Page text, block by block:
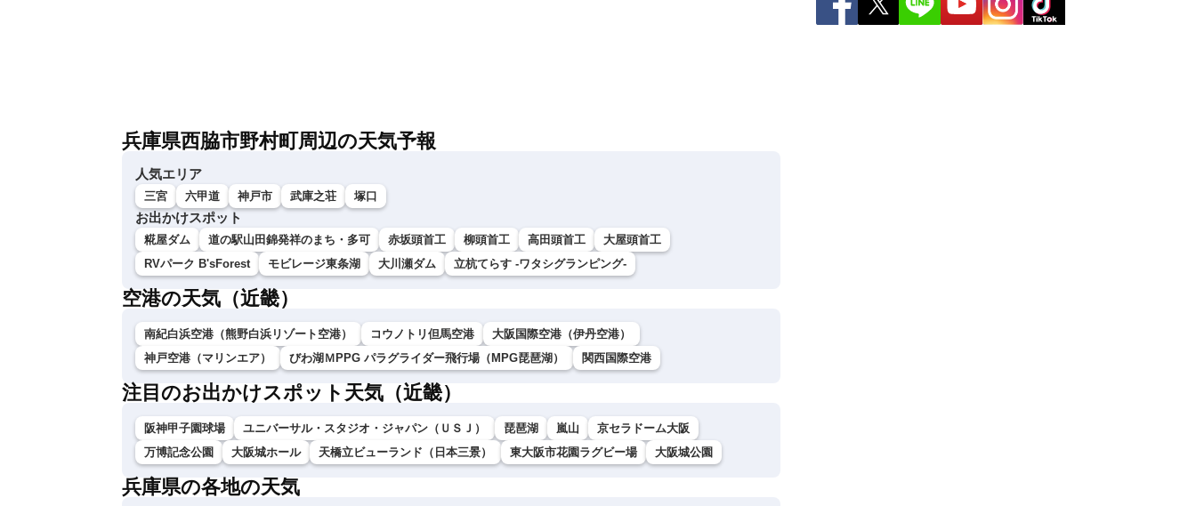
兵庫県西脇市野村町周辺の天気予報
人気エリア
三宮 六甲道 神戸市 武庫之荘 塚口
お出かけスポット
糀屋ダム 道の駅山田錦発祥のまち・多可 赤坂頭首工 柳頭首工 高田頭首工
大屋頭首工
RVパーク B'sForest
モビレージ東条湖 大川瀬ダム 立杭てらす -ワタシグランピング-
空港の天気（近畿）
南紀白浜空港（熊野白浜リゾート空港） コウノトリ但馬空港
大阪国際空港（伊丹空港）
神戸空港（マリンエア）
びわ湖ＭPPG パラグライダー飛行場（MPG琵琶湖） 関西国際空港
注目のお出かけスポット天気（近畿）
阪神甲子園球場 ユニバーサル・スタジオ・ジャパン（ＵＳＪ） 琵琶湖 嵐山
京セラドーム大阪
万博記念公園
大阪城ホール 天橋立ビューランド（日本三景） 東大阪市花園ラグビー場 大阪城公園
兵庫県の各地の天気